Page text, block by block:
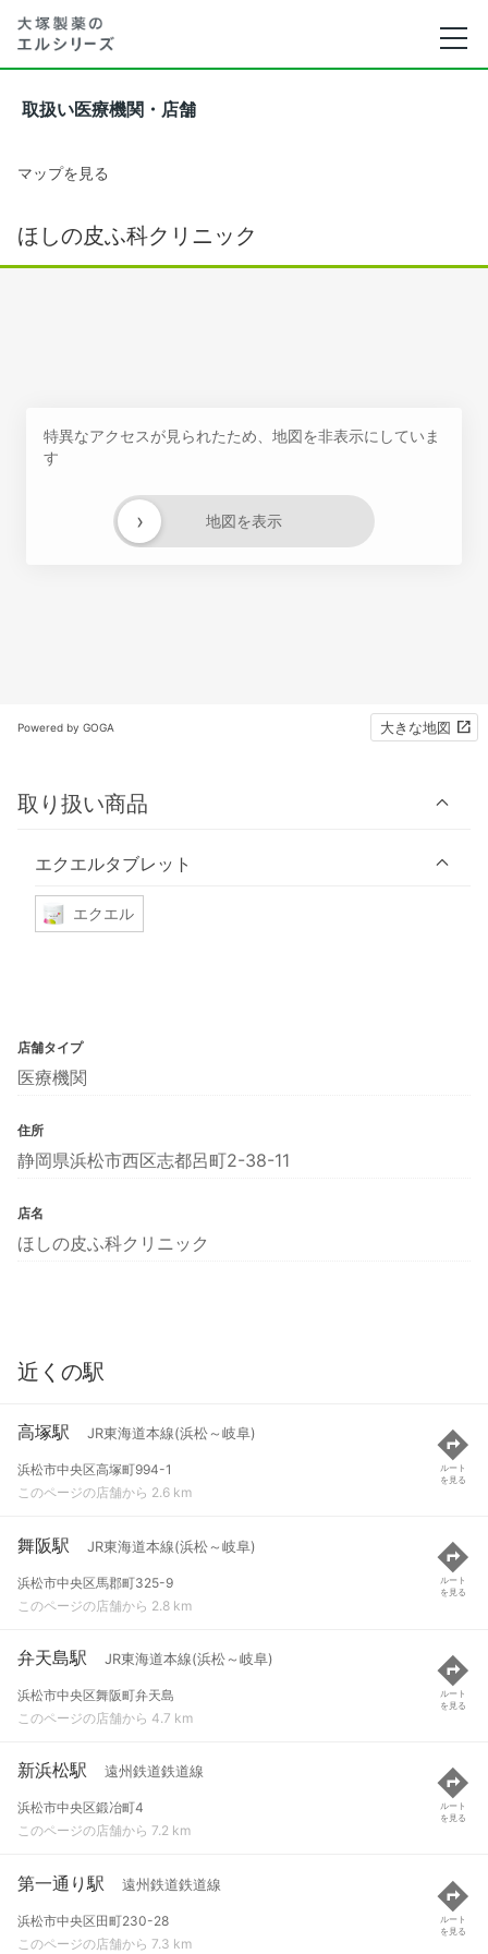
取扱い医療機関・店舗
マップを見る
ほしの皮ふ科クリニック
特異なアクセスが見られたため、地図を非表示にしていま
す
地図を表示
›
Powered by GOGA 大きな地図
取り扱い商品
エクエルタブレット
エクエル
店舗タイプ
医療機関
住所
静岡県浜松市西区志都呂町2-38-11
店名
ほしの皮ふ科クリニック
近くの駅
高塚駅 JR東海道本線(浜松～岐阜)
浜松市中央区高塚町994-1
このページの店舗から 2.6 km
ルート
を見る
舞阪駅 JR東海道本線(浜松～岐阜)
浜松市中央区馬郡町325-9
このページの店舗から 2.8 km
ルート
を見る
弁天島駅 JR東海道本線(浜松～岐阜)
浜松市中央区舞阪町弁天島
このページの店舗から 4.7 km
ルート
を見る
新浜松駅 遠州鉄道鉄道線
浜松市中央区鍛冶町4
このページの店舗から 7.2 km
ルート
を見る
第一通り駅 遠州鉄道鉄道線
浜松市中央区田町230-28
このページの店舗から 7.3 km
ルート
を見る